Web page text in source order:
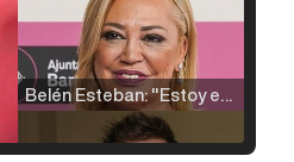
Belén Esteban: "Estoy emocionada, muy contenta y muy feliz por llegar a RTVE"